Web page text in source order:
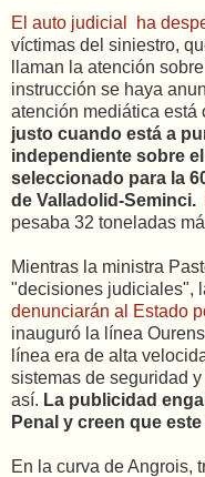
El auto judicial ha
víctimas del siniestro,
llaman la atención
instrucción se haya
atención mediática está
justo cuando está a
independiente sobre
seleccionado para la
de Valladolid-Seminci.
pesaba 32 toneladas
Mientras la ministra
"decisiones judiciales",
denunciarán al Estado
inauguró la línea
línea era de alta
sistemas de seguridad
así. La publicidad
Penal y creen que
En la curva de Angrois,